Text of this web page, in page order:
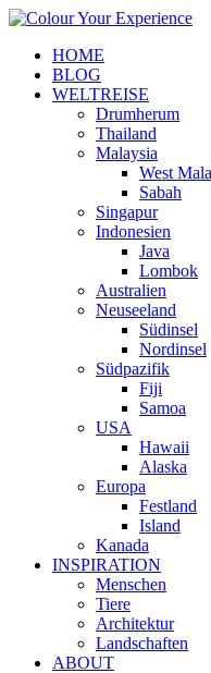
HOME
BLOG
WELTREISE
Drumherum
Thailand
Malaysia
West
Sabah
Singapur
Indonesien
Java
Lombok
Australien
Neuseeland
Südinsel
Nordinsel
Südpazifik
Fiji
Samoa
USA
Hawaii
Alaska
Europa
Festland
Island
Kanada
INSPIRATION
Menschen
Tiere
Architektur
Landschaften
ABOUT